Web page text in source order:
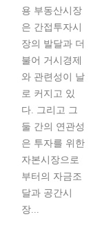
용 부동산시장
은 간접투자시
장의 발달과 더
불어 거시경제
와 관련성이 날
로 커지고 있
다. 그리고 그
둘 간의 연관성
은 투자를 위한
자본시장으로
부터의 자금조
달과 공간시
장...